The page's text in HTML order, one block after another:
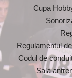
Cupa
Regulamentul
Codul de
Sala